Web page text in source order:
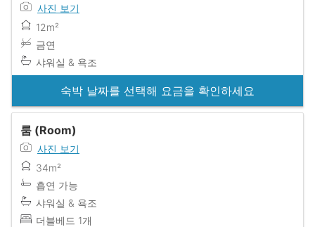
사진 보기
12m²
금연
샤워실 & 욕조
숙박 날짜를 선택해 요금을 확인하세요
룸 (Room)
사진 보기
34m²
흡연 가능
샤워실 & 욕조
더블베드 1개